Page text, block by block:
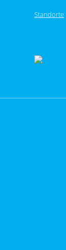
Standorte